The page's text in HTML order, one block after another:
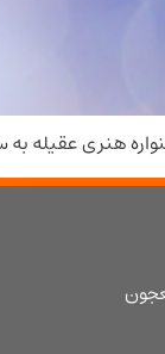
هنری عقیله به